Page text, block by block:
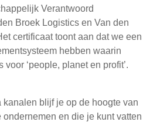
Verantwoord
Broek Logistics en Van den
certificaat toont aan dat we een
hebben waarin
‘people, planet en profit’.
blijf je op de hoogte van
en die je kunt vatten